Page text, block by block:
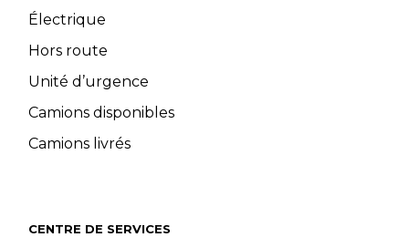
Électrique
Hors route
Unité d’urgence
Camions disponibles
Camions livrés
CENTRE DE SERVICES